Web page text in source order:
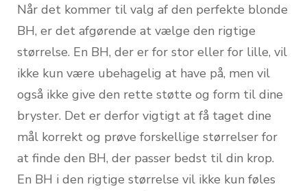
Når det kommer til valg af den perfekte blonde
BH, er det afgørende at vælge den rigtige
størrelse. En BH, der er for stor eller for lille, vil
ikke kun være ubehagelig at have på, men vil
også ikke give den rette støtte og form til dine
bryster. Det er derfor vigtigt at få taget dine
mål korrekt og prøve forskellige størrelser for
at finde den BH, der passer bedst til din krop.
En BH i den rigtige størrelse vil ikke kun føles